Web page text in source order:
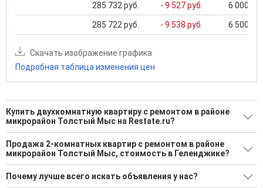
285 732 руб. - 9 527 руб. 6 000
285 722 руб. - 9 538 руб. 6 500
Скачать изображение графика
Подробная таблица изменения цен
Купить двухкомнатную квартиру с ремонтом в районе
микрорайон Толстый Мыс на Restate.ru?
Поможем Купить двухкомнатную квартиру с ремонтом в
районе микрорайон Толстый Мыс?
6 актуальных и проверенных объявлений
Воспользуйтесь нашим поиском по новостройкам, для
Продажа 2-комнатных квартир с ремонтом в районе
микрорайон Толстый Мыс, стоимость в Геленджике?
Минимальная цена: 29 000 000 Р. Максимальная цена: 95
000 000 Р; Средняя: 51 315 000 Р
Почему лучше всего искать объявления у нас?